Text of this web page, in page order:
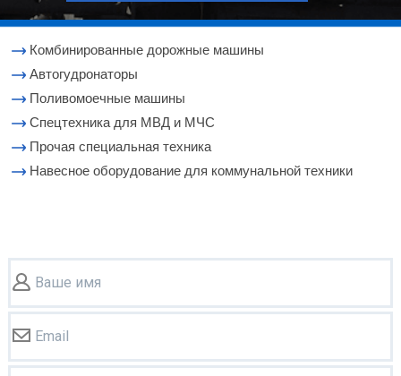
Комбинированные дорожные машины
Автогудронаторы
Поливомоечные машины
Cпецтехника для МВД и МЧС
Прочая специальная техника
Навесное оборудование для коммунальной техники
Ваше имя
Email